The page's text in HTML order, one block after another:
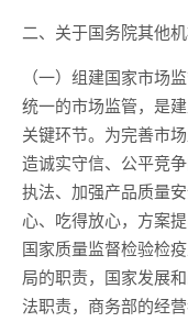
二、关于国务院其他
（一）组建国家市场
统一的市场监管，是
关键环节。为完善市
造诚实守信、公平竞
执法、加强产品质量
心、吃得放心，方案
国家质量监督检验检
局的职责，国家发展
法职责，商务部的经